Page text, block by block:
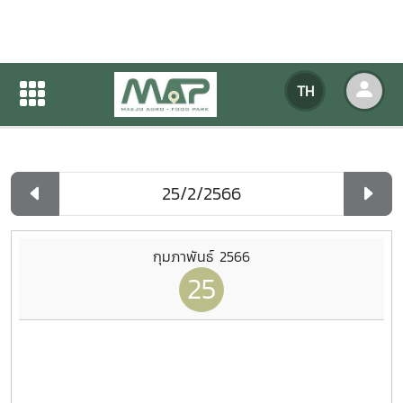
TH
ปฏิทินกิจกรรมของหน่วยงาน
ปฏิทินกิจกรรมของหน่วยงาน
กุมภาพันธ์ 2566
25